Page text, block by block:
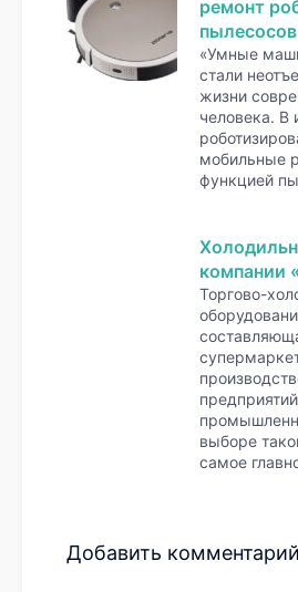
ремонт
пылесосов
«Умные
стали
жизни
человека. В
мобильные
функцией
компании
Торгово-
выборе
самое
Добавить комментарий